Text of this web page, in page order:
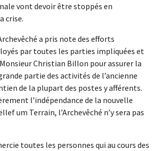
vont devoir être stoppés en
crise.
a pris note des efforts
par toutes les parties impliquées et
Christian Billon pour assurer la
partie des activités de l’ancienne
de la plupart des postes y afférents.
l’indépendance de la nouvelle
um Terrain, l’Archevêché n’y sera pas
toutes les personnes qui au cours des